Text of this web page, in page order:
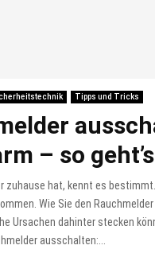
Tipps und Tricks
– so geht’s
zuhause hat, kennt es
Wie Sie den
Ursachen dahinter stecken
ausschalten:...